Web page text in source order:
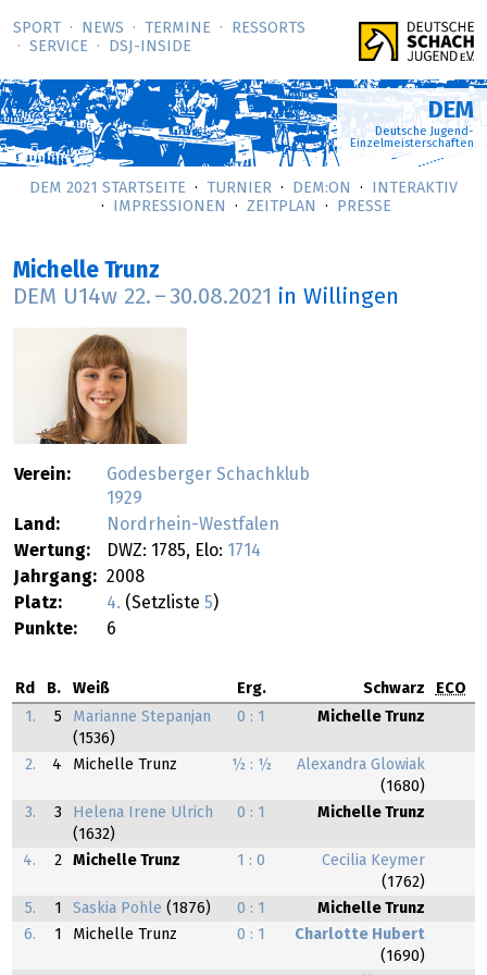
SPORT NEWS TERMINE
RESSORTS
SERVICE
DSJ-­INSIDE
DEM
Deutsche Jugend-
Einzelmeisterschaften
DEM 2021 STARTSEITE TURNIER DEM:ON
INTERAKTIV
IMPRESSIONEN
ZEITPLAN PRESSE
Michelle Trunz
DEM U14w 22. – 30.08.2021 in Willingen
Verein:
Godesberger Schachklub
1929
Land:
Nordrhein-Westfalen
Wertung:
DWZ: 1785, Elo: 1714
Jahrgang: 2008
Platz:
4. (Setzliste 5)
Punkte:
6
Rd B. Weiß Erg. Schwarz
ECO
1.
5
Marianne Stepanjan
(1536)
0 : 1 Michelle Trunz
2. 4 Michelle Trunz ½ : ½
Alexandra Glowiak
(1680)
3.
3
Helena Irene Ulrich
(1632)
0 : 1 Michelle Trunz
4. 2 Michelle Trunz 1 : 0
Cecilia Keymer
(1762)
5.
1 Saskia Pohle (1876) 0 : 1
Michelle Trunz
6.
1 Michelle Trunz 0 : 1
Charlotte Hubert
(1690)